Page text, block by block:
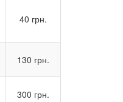
40 грн.
130 грн.
300 грн.